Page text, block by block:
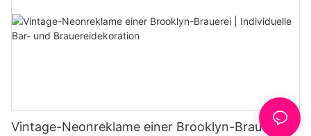
Vintage-Neonreklame einer Brooklyn-Brauerei |